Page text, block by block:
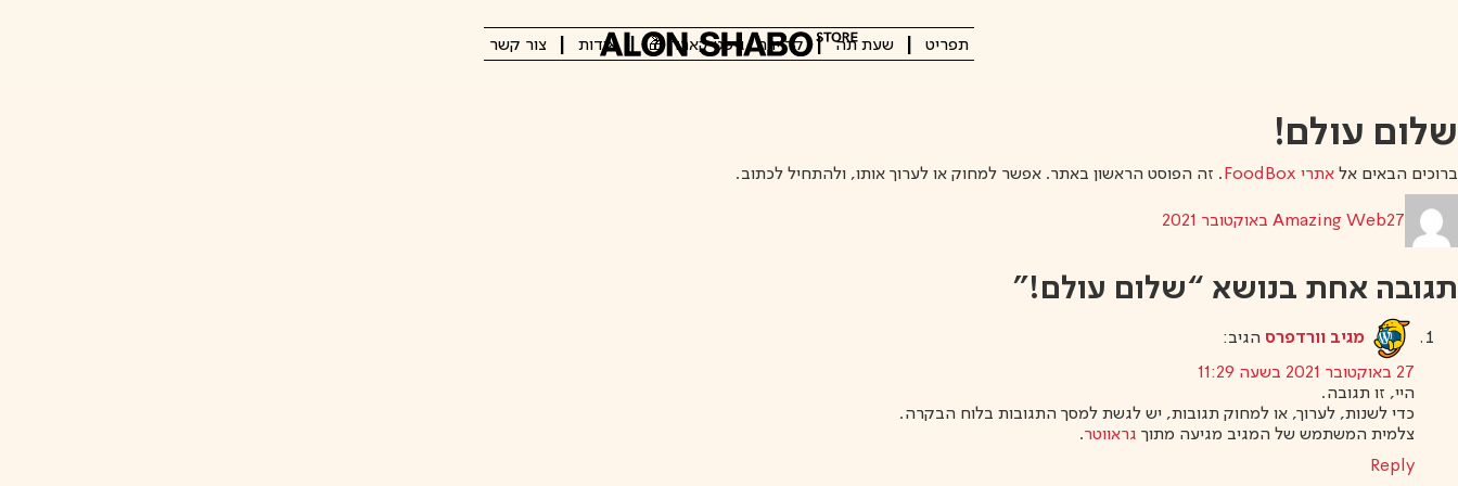
תפריט שעת תה קריירה גיפט קארד 🎁 אודות צור קשר
שלום עולם!
ברוכים הבאים אל אתרי FoodBox
. זה הפוסט הראשון באתר. אפשר למחוק או לערוך אותו, ולהתחיל לכתוב.
Amazing Web
בתאריך27 באוקטובר 2021
תגובה אחת בנושא “שלום עולם!”
מגיב וורדפרס הגיב:
27 באוקטובר 2021 בשעה 11:29
היי, זו תגובה.
כדי לשנות, לערוך, או למחוק תגובות, יש לגשת למסך התגובות בלוח הבקרה.
צלמית המשתמש של המגיב מגיעה מתוך גראווטר.
Reply